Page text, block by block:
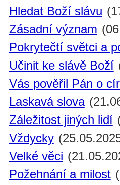
Hledat Boží slávu
Zásadní význam
Pokrytečtí světci a
Učinit ke slávě Boží
Vás pověřil Pán o
Laskavá slova
Záležitost jiných lidí
Vždycky
Velké věci
Požehnání a milost